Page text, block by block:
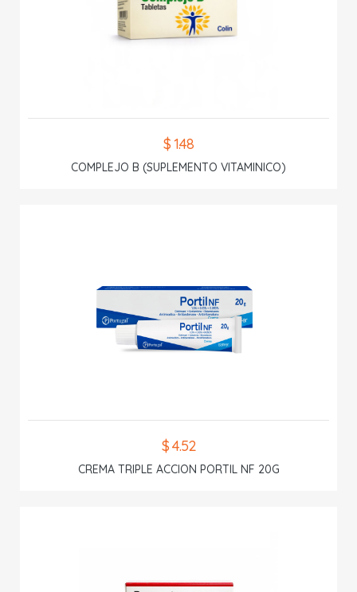
$ 1.48
COMPLEJO B (SUPLEMENTO VITAMINICO)
$ 4.52
CREMA TRIPLE ACCION PORTIL NF 20G